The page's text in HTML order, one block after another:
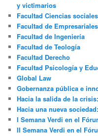
y victimarios
Facultad Ciencias
Facultad de Empresariales
Facultad de Ingeniería
Facultad de Teología
Facultad Derecho
Facultad Psicología y
Global Law
Gobernanza pública e
Hacia la salida de la
Hacia una nueva
I Semana Verdi en el
II Semana Verdi en el